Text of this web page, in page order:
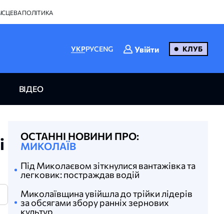
ПОЛІТИКА
УКРРУСENG Увійти КЛУБ
ВІДЕО
ОСТАННІ НОВИНИ ПРО:
МИКОЛАЇВ
Під Миколаєвом зіткнулися вантажівка та
легковик: постраждав водій
Миколаївщина увійшла до трійки лідерів
за обсягами збору ранніх зернових
культур